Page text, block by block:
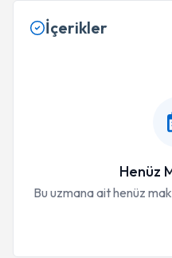
İçerikler
Henüz
Bu uzmana ait henüz